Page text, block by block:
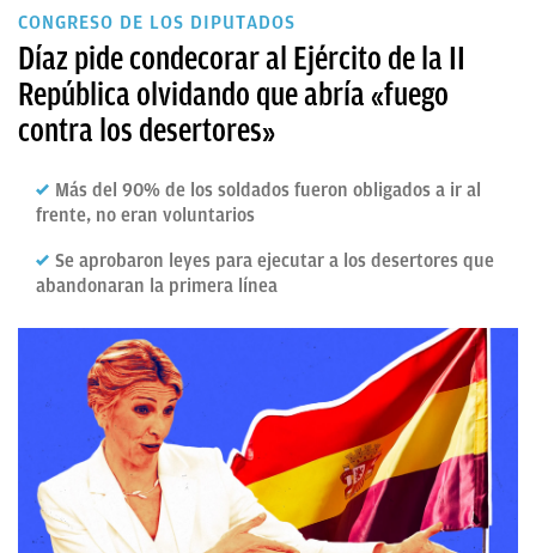
CONGRESO DE LOS DIPUTADOS
Díaz pide condecorar al Ejército de la II
República olvidando que abría «fuego
contra los desertores»
Más del 90% de los soldados fueron obligados a ir al
frente, no eran voluntarios
Se aprobaron leyes para ejecutar a los desertores que
abandonaran la primera línea